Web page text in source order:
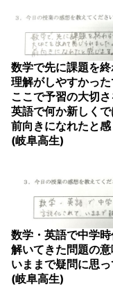
数学で先に課題を終
理解がしやすかった
ここで予習の大切
英語で何か新しく
前向きになれたと感
(岐阜高生)
数学・英語で中学時
解いてきた問題の意
いままで疑問に思
(岐阜高生)